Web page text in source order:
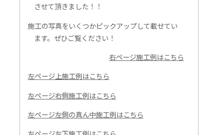
させて頂きました！！
施工の写真をいくつかピックアップして載せてい
ます。ぜひご覧ください！
右ページ施工例はこちら
左ページ上施工例はこちら
左ページ右側施工例はこちら
左ページ左側の真ん中施工例はこちら